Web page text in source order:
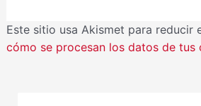
Este sitio usa Akismet para reducir
cómo se procesan los datos de tus